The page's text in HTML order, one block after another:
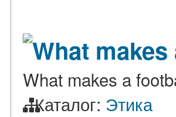
What
What makes a
Каталог: Этика